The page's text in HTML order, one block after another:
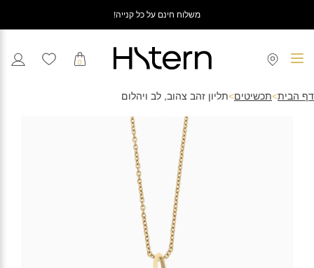
משלוח חינם על כל קנייה!
0
דף הבית>תכשיטים>תליון זהב צהוב, לב ויהלום